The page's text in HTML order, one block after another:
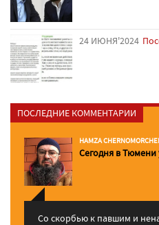
24 ИЮНЯ'2024
ПОСЛЕДНИЕ КОММЕНТАРИИ
HAMZA
Сегодня в
Со скорбью к павшим и